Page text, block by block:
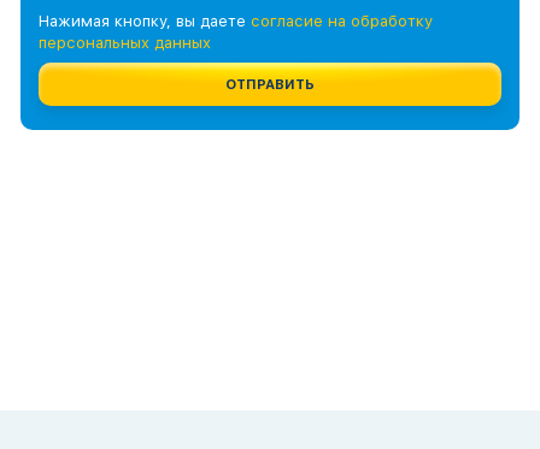
Нажимая кнопку, вы даете согласие на обработку
персональных данных
ОТПРАВИТЬ